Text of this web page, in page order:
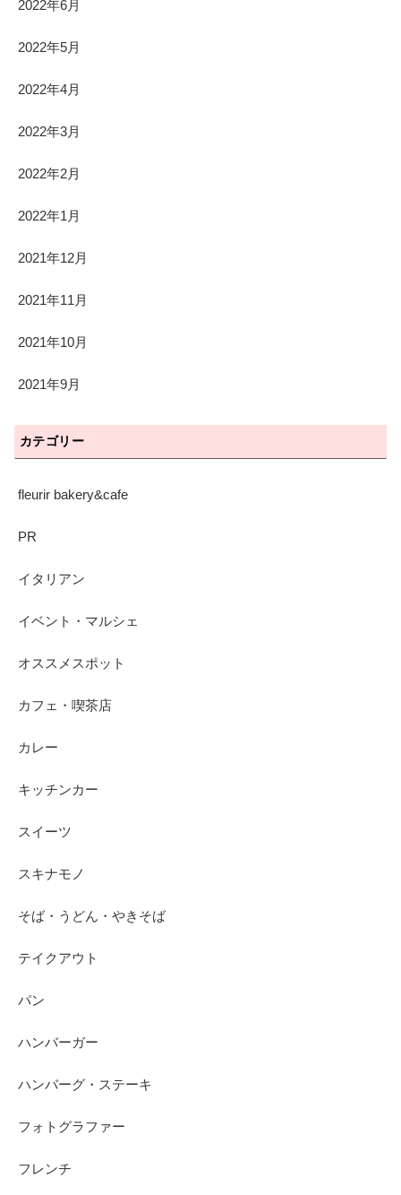
2022年6月
2022年5月
2022年4月
2022年3月
2022年2月
2022年1月
2021年12月
2021年11月
2021年10月
2021年9月
カテゴリー
fleurir bakery&cafe
PR
イタリアン
イベント・マルシェ
オススメスポット
カフェ・喫茶店
カレー
キッチンカー
スイーツ
スキナモノ
そば・うどん・やきそば
テイクアウト
パン
ハンバーガー
ハンバーグ・ステーキ
フォトグラファー
フレンチ